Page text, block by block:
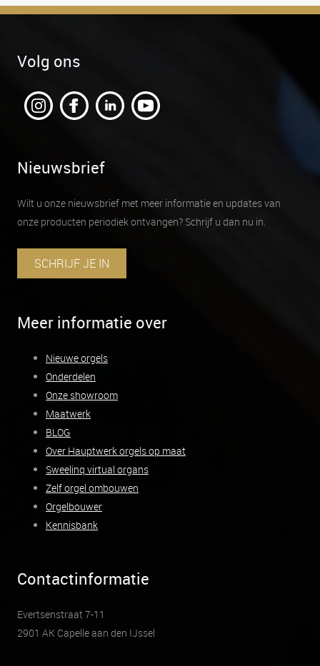
Volg ons
Nieuwsbrief
Wilt u onze nieuwsbrief met meer informatie en updates van
onze producten periodiek ontvangen? Schrijf u dan nu in.
SCHRIJF JE IN
Meer informatie over
Nieuwe orgels
Onderdelen
Onze showroom
Maatwerk
BLOG
Over Hauptwerk orgels op maat
Sweelinq virtual organs
Zelf orgel ombouwen
Orgelbouwer
Kennisbank
Contactinformatie
Evertsenstraat 7-11
2901 AK Capelle aan den IJssel